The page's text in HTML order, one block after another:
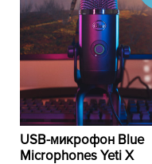
USB-микрофон Blue
Microphones Yeti X